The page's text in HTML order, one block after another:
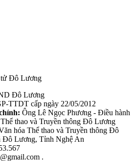
tử Đô Lương
Đô Lương
TTDT cấp ngày 22/05/2012
Ông Lê Ngọc Phương - Điều hành
thao và Truyền thông Đô Lương
hóa Thể thao và Truyền thông Đô
Lương, Tỉnh Nghệ An
.